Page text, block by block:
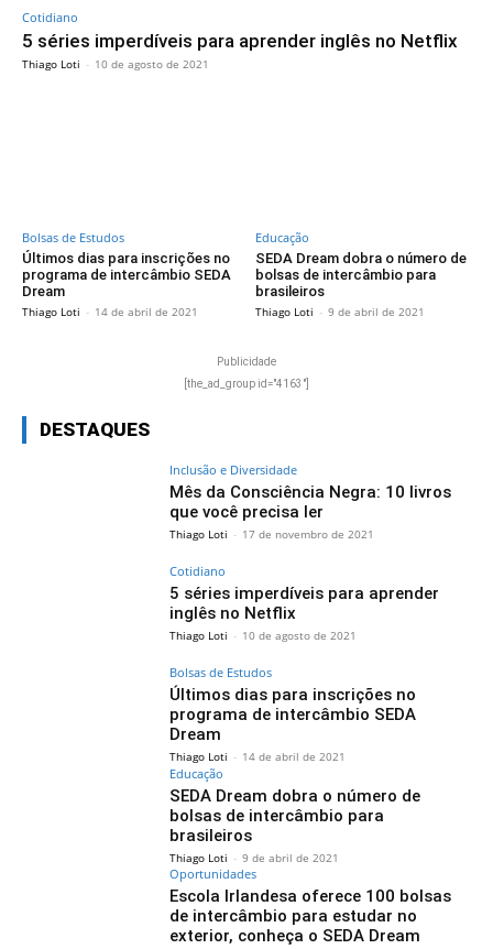
Cotidiano
5 séries imperdíveis para aprender inglês no Netflix
Thiago Loti - 10 de agosto de 2021
Bolsas de Estudos
Últimos dias para inscrições no
programa de intercâmbio SEDA
Dream
Thiago Loti - 14 de abril de 2021
Educação
SEDA Dream dobra o número de
bolsas de intercâmbio para
brasileiros
Thiago Loti - 9 de abril de 2021
Publicidade
[the_ad_group id="4163"]
DESTAQUES
Inclusão e Diversidade
Mês da Consciência Negra: 10 livros
que você precisa ler
Thiago Loti - 17 de novembro de 2021
Cotidiano
5 séries imperdíveis para aprender
inglês no Netflix
Thiago Loti - 10 de agosto de 2021
Bolsas de Estudos
Últimos dias para inscrições no
programa de intercâmbio SEDA
Dream
Thiago Loti - 14 de abril de 2021
Educação
SEDA Dream dobra o número de
bolsas de intercâmbio para
brasileiros
Thiago Loti - 9 de abril de 2021
Oportunidades
Escola Irlandesa oferece 100 bolsas
de intercâmbio para estudar no
exterior, conheça o SEDA Dream